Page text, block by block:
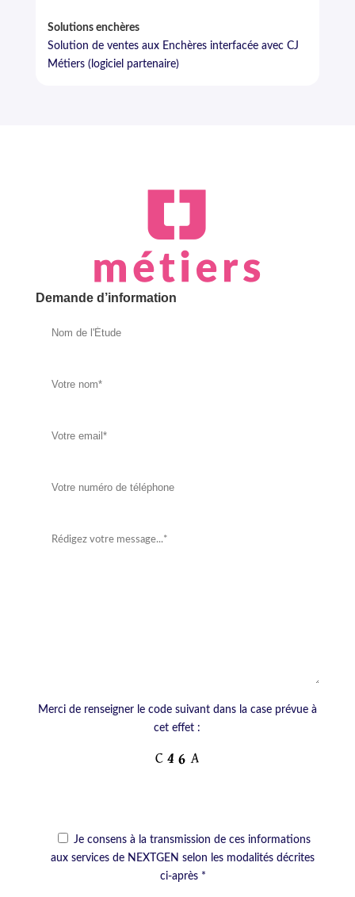
Solutions enchères
Solution de ventes aux Enchères interfacée avec CJ
Métiers (logiciel partenaire)
Demande d’information
Merci de renseigner le code suivant dans la case prévue à
cet effet :
Je consens à la transmission de ces informations
aux services de NEXTGEN selon les modalités décrites
ci-après *